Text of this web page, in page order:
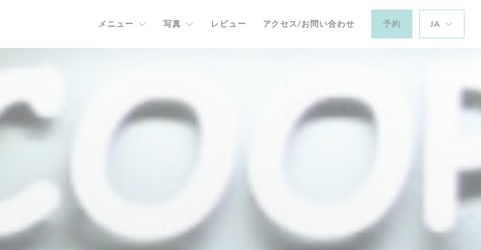
メニュー 写真 レビュー アクセス/お問い合わせ 予約 JA